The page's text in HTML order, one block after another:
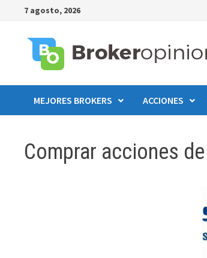
7 agosto, 2026
MEJORES BROKERS ACCIONES
Comprar acciones